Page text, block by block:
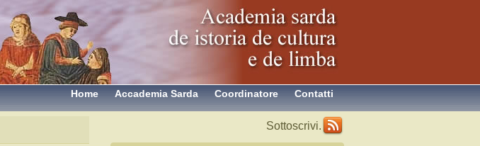
Contatti
Coordinatore
Accademia Sarda
Home
Sottoscrivi.